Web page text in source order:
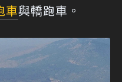
車與轎跑車。